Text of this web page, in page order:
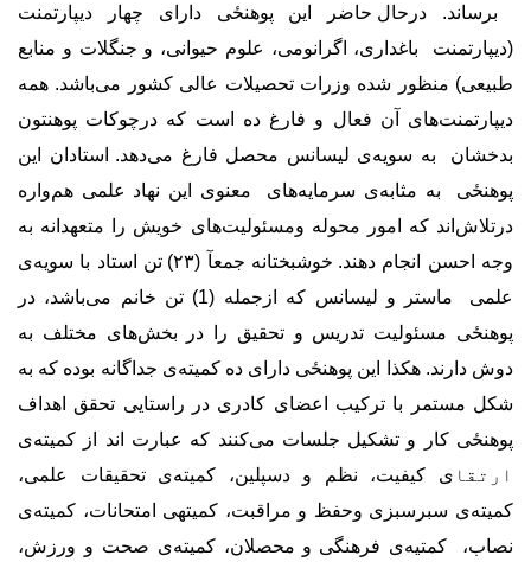
برساند. درحال حاضر این پوهنځی دارای چهار دیپارتمنت
(دیپارتمنت باغداری، اگرانومی، علوم حیوانی،‌ و جنگلات و منابع
طبیعی) منظور شده وزرات تحصیلات عالی کشور میباشد. همه
دیپارتمنتهای آن فعال و فارغ ده است که درچوکات پوهنتون
بدخشان
به سویهی لیسانس محصل فارغ میدهد.
استادان این
پوهنځی به مثابهی سرمایههای معنوی این نهاد علمی همواره
درتلاش اند که امور محوله ومسئولیتهای خویش را متعهدانه به
وجه احسن انجام دهند. خوشبختانه جمعآ (۲۳) تن استاد با سویهی
علمی
ماستر و لیسانس که ازجمله (1) تن خانم می
باشد، در
پوهنځی مسئولیت تدریس و تحقیق را در بخشهای مختلف به
دوش دارند. هکذا این پوهنځی دارای ده کمیتهی جداگانه بوده که به
شکل مستمر با ترکیب اعضای کادری در راستایی تحقق اهداف
پوهنځی کار و تشکیل جلسات میکنند که عبارت اند از کمیتهی
ارتقا ی کیفیت، نظم و دسپلین، کمیتهی تحقیقات علمی،
کمیتهی سبرسبزی وحفظ و مراقبت، کمیته‏ی امتحانات، کمیتهی
نصاب،
کمتیهی فرهنگی و محصلان، ‌کمیتهی صحت و ورزش،